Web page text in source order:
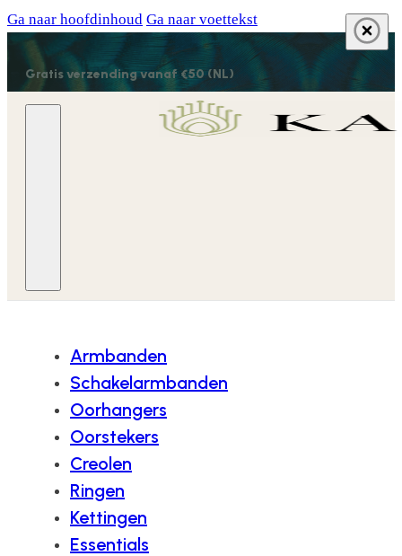
Ga naar hoofdinhoud Ga naar voettekst
Gratis verzending vanaf €50 (NL)
Armbanden
Schakelarmbanden
Oorhangers
Oorstekers
Creolen
Ringen
Kettingen
Essentials